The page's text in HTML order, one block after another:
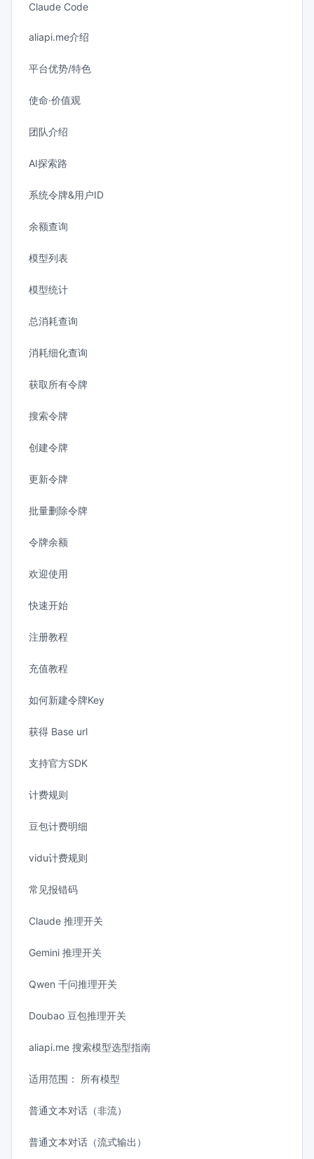
Claude Code
aliapi.me介绍
平台优势/特色
使命·价值观
团队介绍
AI探索路
系统令牌&用户ID
余额查询
模型列表
模型统计
总消耗查询
消耗细化查询
获取所有令牌
搜索令牌
创建令牌
更新令牌
批量删除令牌
令牌余额
欢迎使用
快速开始
注册教程
充值教程
如何新建令牌Key
获得 Base url
支持官方SDK
计费规则
豆包计费明细
vidu计费规则
常见报错码
Claude 推理开关
Gemini 推理开关
Qwen 千问推理开关
Doubao 豆包推理开关
aliapi.me 搜索模型选型指南
适用范围： 所有模型
普通文本对话（非流）
普通文本对话（流式输出）